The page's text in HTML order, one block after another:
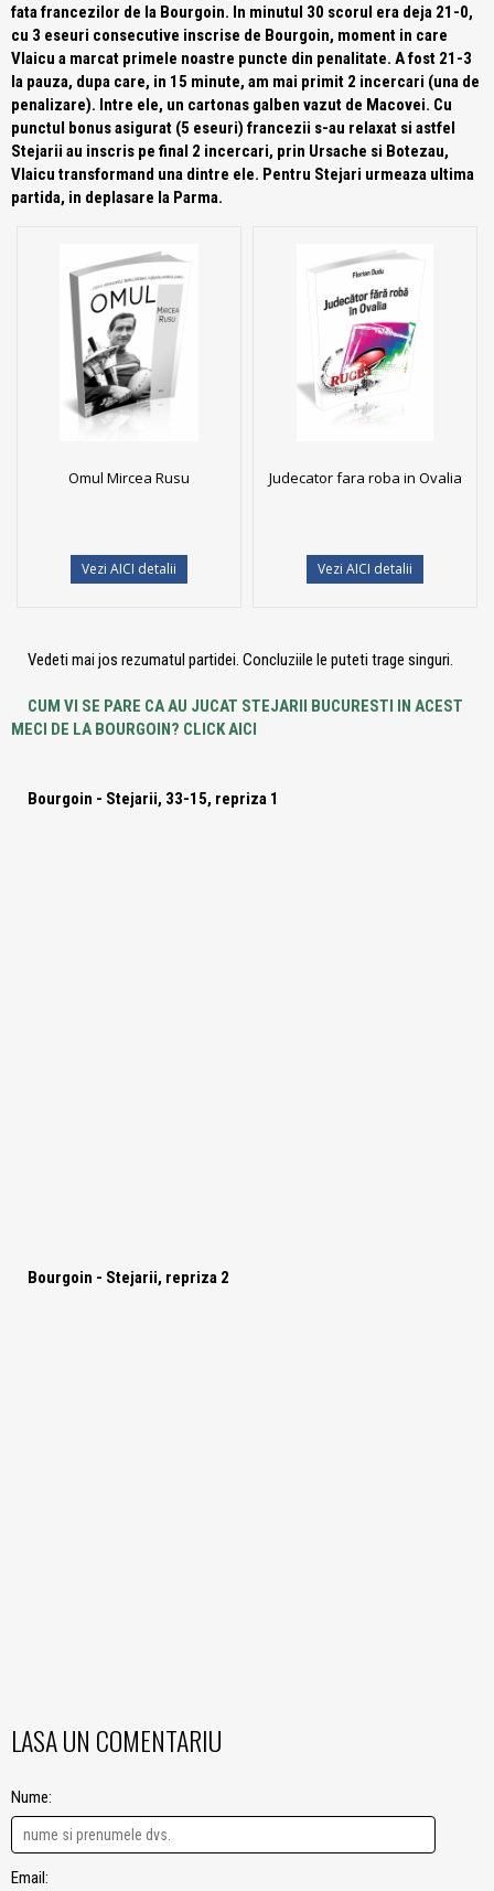
fata francezilor de la Bourgoin. In minutul 30 scorul era deja 21-0,
cu 3 eseuri consecutive inscrise de Bourgoin, moment in care
Vlaicu a marcat primele noastre puncte din penalitate. A fost 21-3
la pauza, dupa care, in 15 minute, am mai primit 2 incercari (una de
penalizare). Intre ele, un cartonas galben vazut de Macovei. Cu
punctul bonus asigurat (5 eseuri) francezii s-au relaxat si astfel
Stejarii au inscris pe final 2 incercari, prin Ursache si Botezau,
Vlaicu transformand una dintre ele. Pentru Stejari urmeaza ultima
partida, in deplasare la Parma.
Omul Mircea Rusu
Vezi AICI detalii
Judecator fara roba in Ovalia
Vezi AICI detalii
Vedeti mai jos rezumatul partidei. Concluziile le puteti trage singuri.
CUM VI SE PARE CA AU JUCAT STEJARII BUCURESTI IN ACEST
MECI DE LA BOURGOIN? CLICK AICI
Bourgoin - Stejarii, 33-15, repriza 1
Bourgoin - Stejarii, repriza 2
LASA UN COMENTARIU
Nume:
Email: